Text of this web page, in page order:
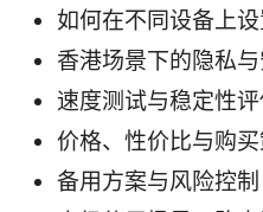
如何在不同设备上
香港场景下的隐私
速度测试与稳定性
价格、性价比与购
备用方案与风险控制